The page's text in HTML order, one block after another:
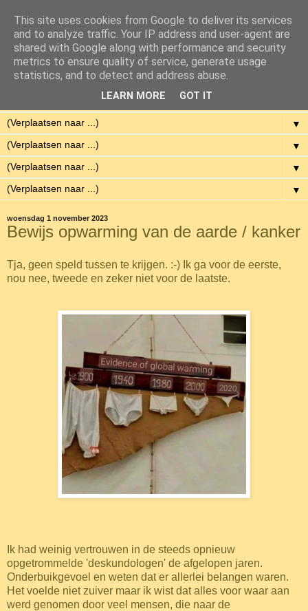
Eenvoudig Gelukkig
Met weinig middelen een hoge kwaliteit van leven hebben.
▼
▼
▼
▼
woensdag 1 november 2023
Bewijs opwarming van de aarde / kanker
Tja, geen speld tussen te krijgen. :-) Ik ga voor de eerste,
nou nee, tweede en zeker niet voor de laatste.
k had weinig vertrouwen in de steeds opnieuw
opgetrommelde 'deskundologen' de afgelopen jaren.
Onderbuikgevoel en weten dat er allerlei belangen waren.
Het voelde niet zuiver maar ik wist dat alles voor waar aan
werd genomen door veel mensen, die naar de
This site uses cookies from Google to deliver its services
and to analyze traffic. Your IP address and user-agent are
shared with Google along with performance and security
metrics to ensure quality of service, generate usage
statistics, and to detect and address abuse.
LEARN MORE GOT IT